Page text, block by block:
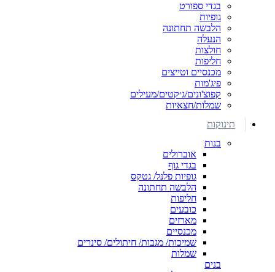
בגדי ספורט
גופיות
הלבשה תחתונה
הנעלה
חולצות
חליפות
מכנסיים וטייצים
פיג'מות
קפוצ'ונים/ג׳קטים/מעילים
שמלות/חצאיות
תינוקות
בנות
אוברולים
בגדי גוף
גופיות פלנל/ גטקס
הלבשה תחתונה
חליפות
כובעים
מארזים
מכנסיים
שמיכות/ מגבות/ חיתולים/ סינרים
שמלות
בנים